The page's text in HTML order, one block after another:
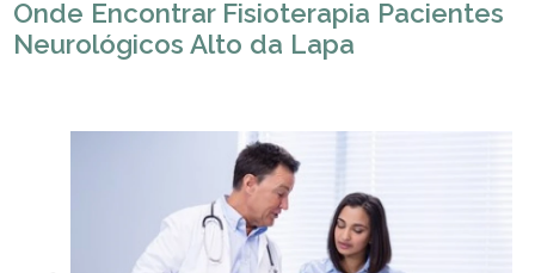
Onde Encontrar Fisioterapia Pacientes
Neurológicos Alto da Lapa